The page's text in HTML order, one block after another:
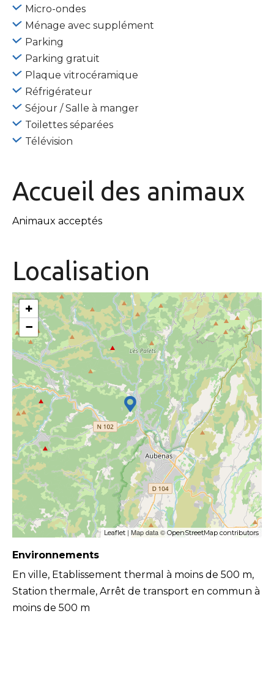
Micro-ondes
Ménage avec supplément
Parking
Parking gratuit
Plaque vitrocéramique
Réfrigérateur
Séjour / Salle à manger
Toilettes séparées
Télévision
Accueil des animaux
Animaux acceptés
Localisation
+
−
Leaflet | Map data © OpenStreetMap contributors
Environnements
En ville, Etablissement thermal à moins de 500 m,
Station thermale, Arrêt de transport en commun à
moins de 500 m